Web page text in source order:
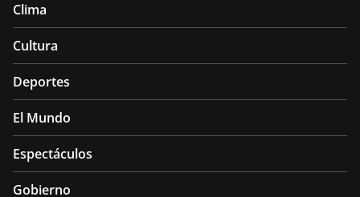
Clima
Cultura
Deportes
El Mundo
Espectáculos
Gobierno